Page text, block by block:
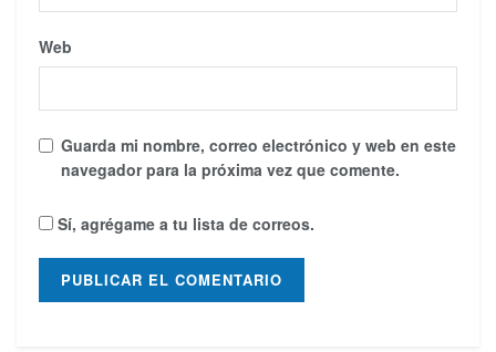
Web
Guarda mi nombre, correo electrónico y web en este
navegador para la próxima vez que comente.
Sí, agrégame a tu lista de correos.